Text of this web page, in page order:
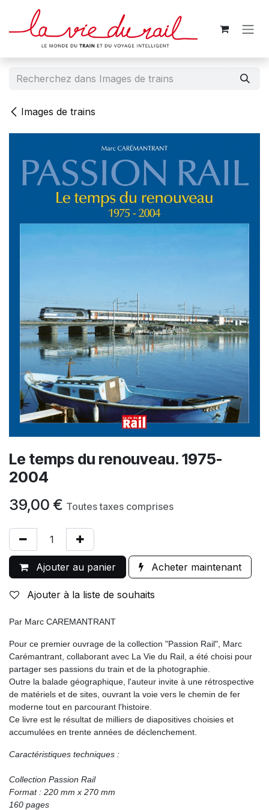
Se rendre au contenu
Images de trains
Le temps du renouveau. 1975-
2004
39,00 € Toutes taxes comprises
Ajouter au panier Acheter maintenant
Ajouter à la liste de souhaits
Par Marc CAREMANTRANT
Pour ce premier ouvrage de la collection "Passion Rail", Marc
Carémantrant, collaborant avec La Vie du Rail, a été choisi pour
partager ses passions du train et de la photographie.
Outre la balade géographique, l'auteur invite à une rétrospective
de matériels et de sites, ouvrant la voie vers le chemin de fer
moderne tout en parcourant l'histoire.
Ce livre est le résultat de milliers de diapositives choisies et
accumulées en trente années de déclenchement.
Caractéristiques techniques :
Collection Passion Rail
Format : 220 mm x 270 mm
160 pages